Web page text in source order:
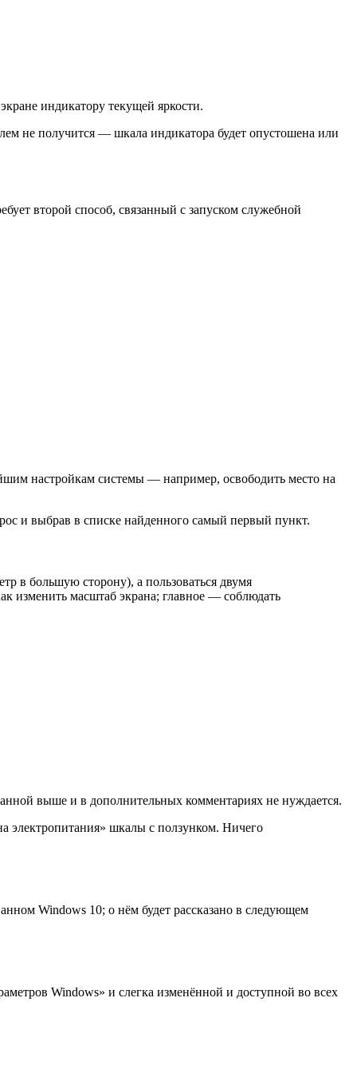
индикатору текущей яркости.
не получится — шкала индикатора будет опустошена или
второй способ, связанный с запуском служебной
настройкам системы — например, освободить место на
и выбрав в списке найденного самый первый пункт.
в большую сторону), а пользоваться двумя
изменить масштаб экрана; главное — соблюдать
выше и в дополнительных комментариях не нуждается.
электропитания» шкалы с ползунком. Ничего
Windows 10; о нём будет рассказано в следующем
Windows» и слегка изменённой и доступной во всех